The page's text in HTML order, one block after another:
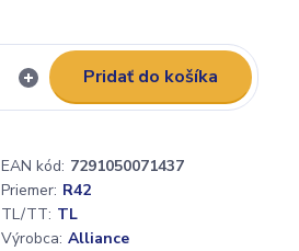
Pridať do košíka
EAN kód: 7291050071437
Priemer: R42
TL/TT: TL
Výrobca: Alliance